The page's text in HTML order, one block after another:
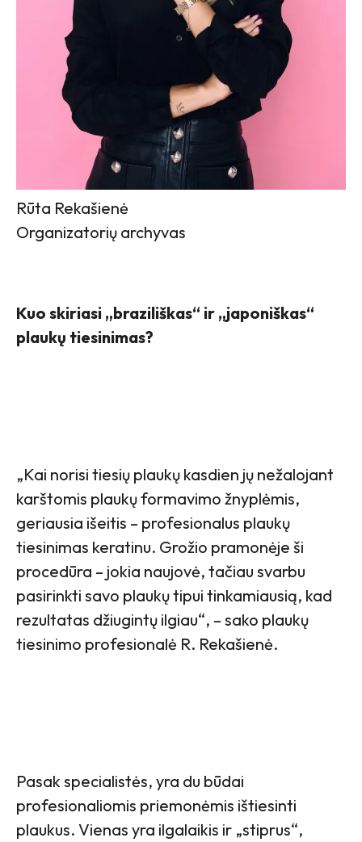
Rūta Rekašienė
Organizatorių archyvas
Kuo skiriasi „braziliškas“ ir „japoniškas“
plaukų tiesinimas?
„Kai norisi tiesių plaukų kasdien jų nežalojant
karštomis plaukų formavimo žnyplėmis,
geriausia išeitis – profesionalus plaukų
tiesinimas keratinu. Grožio pramonėje ši
procedūra – jokia naujovė, tačiau svarbu
pasirinkti savo plaukų tipui tinkamiausią, kad
rezultatas džiugintų ilgiau“, – sako plaukų
tiesinimo profesionalė R. Rekašienė.
Pasak specialistės, yra du būdai
profesionaliomis priemonėmis ištiesinti
plaukus. Vienas yra ilgalaikis ir „stiprus“,